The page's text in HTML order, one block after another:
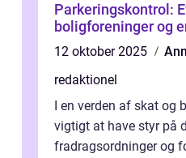
Parkeringskontrol:
boligforeninger og
12 oktober 2025
redaktionel
I en verden af skat
vigtigt at have styr på
fradragsordninger og